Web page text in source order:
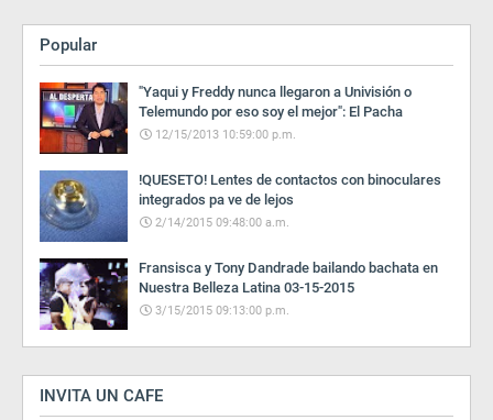
Popular
"Yaqui y Freddy nunca llegaron a Univisión o
Telemundo por eso soy el mejor": El Pacha
12/15/2013 10:59:00 p.m.
!QUESETO! Lentes de contactos con binoculares
integrados pa ve de lejos
2/14/2015 09:48:00 a.m.
Fransisca y Tony Dandrade bailando bachata en
Nuestra Belleza Latina 03-15-2015
3/15/2015 09:13:00 p.m.
INVITA UN CAFE